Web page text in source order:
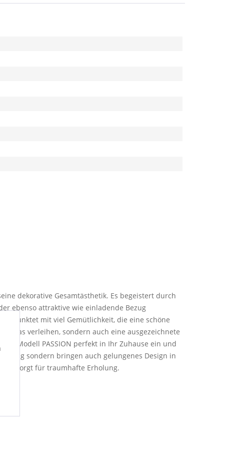
dekorative Gesamtästhetik. Es begeistert durch
ebenso attraktive wie einladende Bezug
punktet mit viel Gemütlichkeit, die eine schöne
verleihen, sondern auch eine ausgezeichnete
Modell PASSION perfekt in Ihr Zuhause ein und
sondern bringen auch gelungenes Design in
sorgt für traumhafte Erholung.